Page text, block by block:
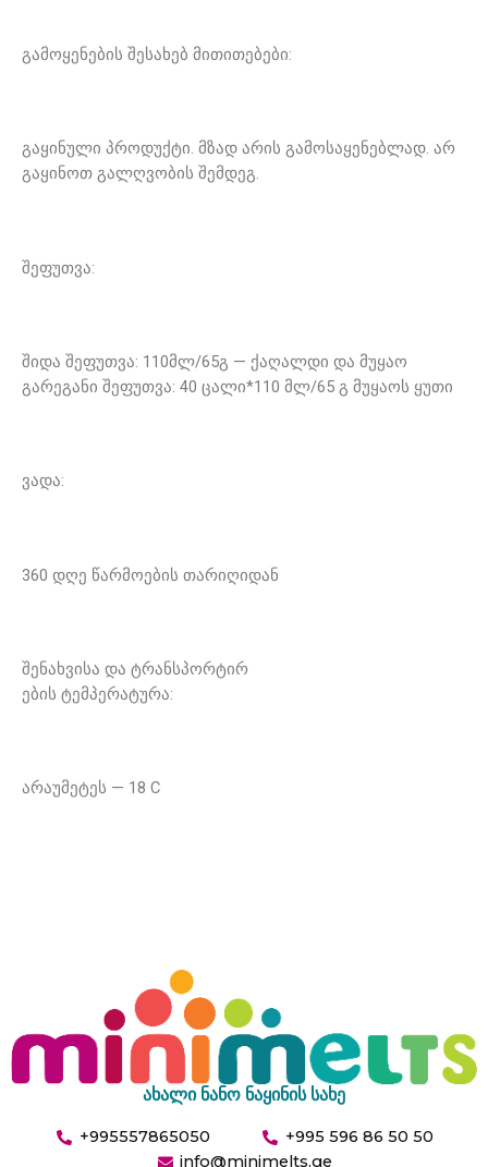
გამოყენების შესახებ მითითებები:
გაყინული პროდუქტი. მზად არის გამოსაყენებლად. არ
გაყინოთ გალღვობის შემდეგ.
შეფუთვა:
შიდა შეფუთვა: 110მლ/65გ — ქაღალდი და მუყაო
გარეგანი შეფუთვა: 40 ცალი*110 მლ/65 გ მუყაოს ყუთი
ვადა:
360 დღე წარმოების თარიღიდან
შენახვისა და ტრანსპორტირ
ების ტემპერატურა:
არაუმეტეს — 18 C
ახალი ნანო ნაყინის სახე
+995557865050
+995 596 86 50 50
info@minimelts.ge